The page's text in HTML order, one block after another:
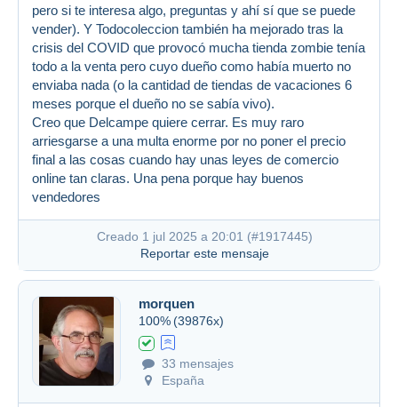
pero si te interesa algo, preguntas y ahí sí que se puede
vender). Y Todocoleccion también ha mejorado tras la
crisis del COVID que provocó mucha tienda zombie tenía
todo a la venta pero cuyo dueño como había muerto no
enviaba nada (o la cantidad de tiendas de vacaciones 6
meses porque el dueño no se sabía vivo).
Creo que Delcampe quiere cerrar. Es muy raro
arriesgarse a una multa enorme por no poner el precio
final a las cosas cuando hay unas leyes de comercio
online tan claras. Una pena porque hay buenos
vendedores
Creado 1 jul 2025 a 20:01 (#1917445)
Reportar este mensaje
morquen
100% (39876x)
33 mensajes
España